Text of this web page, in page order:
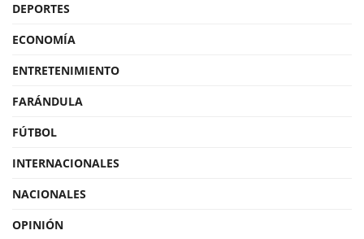
DEPORTES
ECONOMÍA
ENTRETENIMIENTO
FARÁNDULA
FÚTBOL
INTERNACIONALES
NACIONALES
OPINIÓN